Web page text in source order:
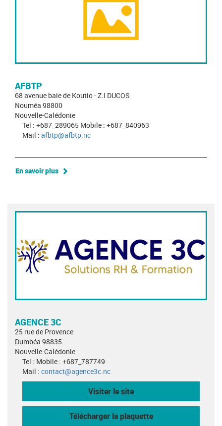
AFBTP
68 avenue baie de Koutio - Z.I DUCOS
Nouméa 98800
Nouvelle-Calédonie
Tel : +687_289065 Mobile : +687_840963
Mail : afbtp@afbtp.nc
En savoir plus
AGENCE 3C
25 rue de Provence
Dumbéa 98835
Nouvelle-Calédonie
Tel : Mobile : +687_787749
Mail : contact@agence3c.nc
Visiter le site
Télécharger la plaquette